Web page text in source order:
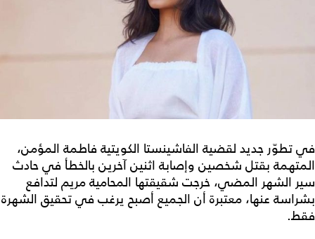
في تطوّر جديد لقضية الفاشينستا الكويتية فاطمة المؤمن،
المتهمة بقتل شخصين وإصابة اثنين آخرين بالخطأ في حادث
سير الشهر المضي، خرجت شقيقتها المحامية مريم لتدافع
بشراسة عنها، معتبرة أن الجميع أصبح يرغب في تحقيق الشهرة
فقط.